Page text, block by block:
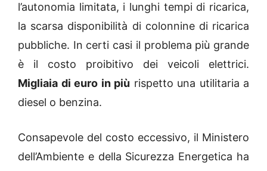
l’autonomia limitata, i lunghi tempi di ricarica,
la scarsa disponibilità di colonnine di ricarica
pubbliche. In certi casi il problema più grande
è il costo proibitivo dei veicoli elettrici.
Migliaia di euro in più rispetto una utilitaria a
diesel o benzina.
Consapevole del costo eccessivo, il Ministero
dell’Ambiente e della Sicurezza Energetica ha